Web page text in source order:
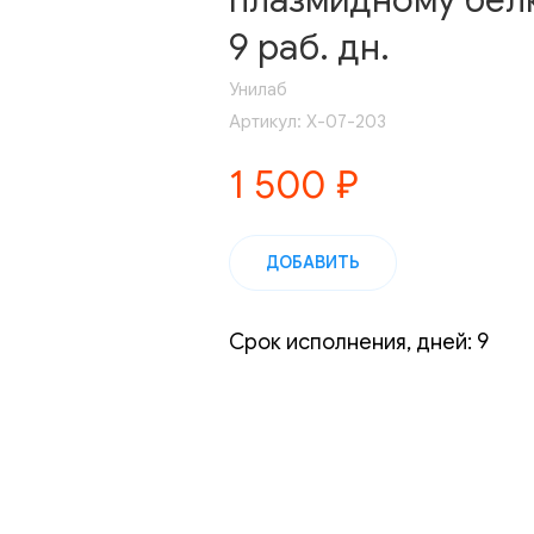
9 раб. дн.
Унилаб
Артикул: Х-07-203
1 500 ₽
ДОБАВИТЬ
Срок исполнения, дней: 9